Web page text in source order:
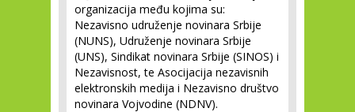
organizacija među kojima su:
Nezavisno udruženje novinara Srbije
(NUNS), Udruženje novinara Srbije
(UNS), Sindikat novinara Srbije (SINOS) i
Nezavisnost, te Asocijacija nezavisnih
elektronskih medija i Nezavisno društvo
novinara Vojvodine (NDNV).